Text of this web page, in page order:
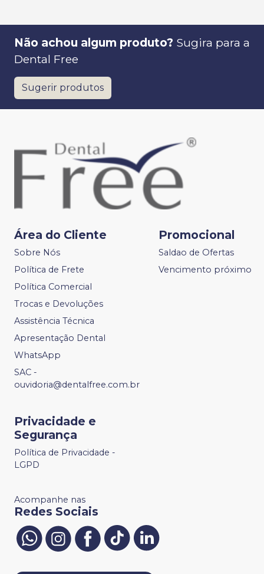
Não achou algum produto? Sugira para a
Dental Free
Sugerir produtos
Área do Cliente
Sobre Nós
Política de Frete
Política Comercial
Trocas e Devoluções
Assistência Técnica
Apresentação Dental
WhatsApp
SAC -
ouvidoria@dentalfree.com.br
Promocional
Saldao de Ofertas
Vencimento próximo
Privacidade e
Segurança
Política de Privacidade -
LGPD
Acompanhe nas
Redes Sociais